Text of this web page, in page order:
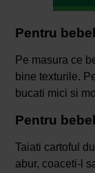
Pentru
Pe masura ce
bine texturile.
bucati mici si
Pentru
Taiati cartoful
abur, coaceti-l